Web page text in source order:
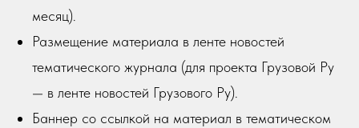
месяц).
Размещение материала в ленте новостей
тематического журнала (для проекта Грузовой Ру
— в ленте новостей Грузового Ру).
Баннер со ссылкой на материал в тематическом